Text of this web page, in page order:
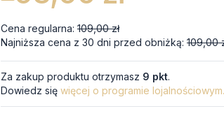
Cena regularna: 109,00 zł
Najniższa cena z 30 dni przed obniżką: 109,00
Za zakup produktu otrzymasz 9 pkt.
Dowiedz się więcej o programie lojalnościowym.